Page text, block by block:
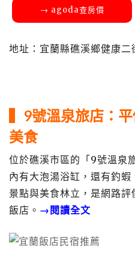
→ agoda查房價
地址：宜蘭縣礁溪鄉健康二
▍9號溫泉旅店：
美食
位於礁溪市區的「9號溫泉
內有大泡湯浴缸，還有釣
景點與美食林立，是網路
飯店。 →閱讀全文